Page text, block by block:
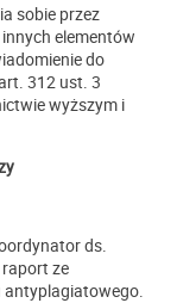
sobie przez
elementów
do
312 ust. 3
wyższym i
ds.
ze